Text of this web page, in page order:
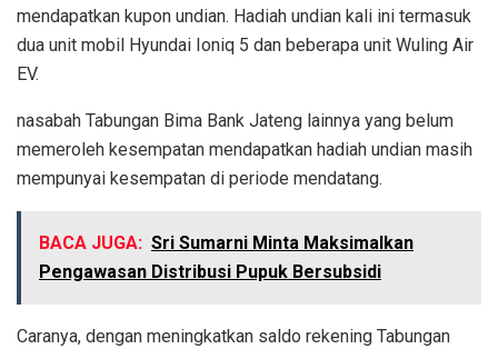
mendapatkan kupon undian. Hadiah undian kali ini termasuk
dua unit mobil Hyundai Ioniq 5 dan beberapa unit Wuling Air
EV.
nasabah Tabungan Bima Bank Jateng lainnya yang belum
memeroleh kesempatan mendapatkan hadiah undian masih
mempunyai kesempatan di periode mendatang.
BACA JUGA: Sri Sumarni Minta Maksimalkan
Pengawasan Distribusi Pupuk Bersubsidi
Caranya, dengan meningkatkan saldo rekening Tabungan